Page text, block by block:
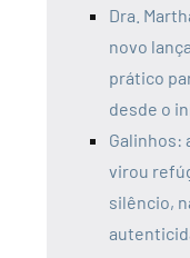
Dra.
novo
prático
desde o
Galinhos:
virou
silêncio,